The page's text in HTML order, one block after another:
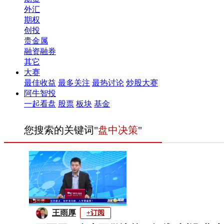
外汇
期权
创投
贵金属
融资融券
其它
大赛
最佳收益 最多关注 最热讨论 炒股大赛
阿牛智投
一起看盘 股票 板块 基金
您搜索的关键词"盘中决策"
王雨厚 +订阅